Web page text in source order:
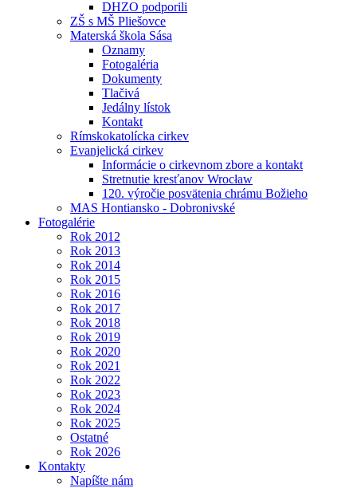
DHZO podporili
ZŠ s MŠ Pliešovce
Materská škola Sása
Oznamy
Fotogaléria
Dokumenty
Tlačivá
Jedálny lístok
Kontakt
Rímskokatolícka cirkev
Evanjelická cirkev
Informácie o cirkevnom zbore a kontakt
Stretnutie kresťanov Wrocław
120. výročie posvätenia chrámu Božieho
MAS Hontiansko - Dobronivské
Fotogalérie
Rok 2012
Rok 2013
Rok 2014
Rok 2015
Rok 2016
Rok 2017
Rok 2018
Rok 2019
Rok 2020
Rok 2021
Rok 2022
Rok 2023
Rok 2024
Rok 2025
Ostatné
Rok 2026
Kontakty
Napíšte nám